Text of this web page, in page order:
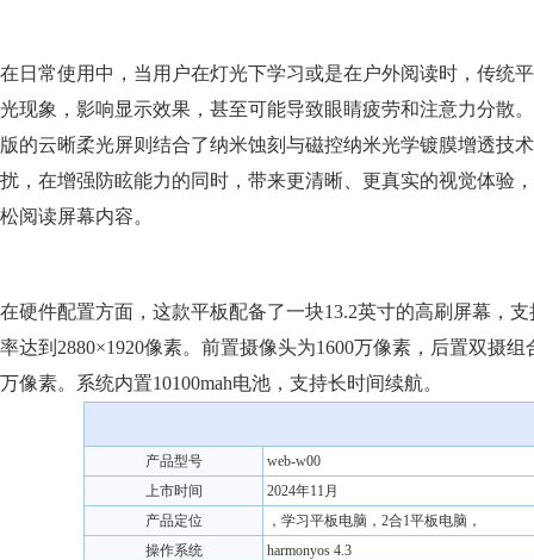
在日常使用中，当用户在灯光下学习或是在户外阅读时，传统
光现象，影响显示效果，甚至可能导致眼睛疲劳和注意力分散。
版的云晰柔光屏则结合了纳米蚀刻与磁控纳米光学镀膜增透技
扰，在增强防眩能力的同时，带来更清晰、更真实的视觉体验
松阅读屏幕内容。
在硬件配置方面，这款平板配备了一块13.2英寸的高刷屏幕，
率达到2880×1920像素。前置摄像头为1600万像素，后置双摄组
万像素。系统内置10100mah电池，支持长时间续航。
产品型号
web-w00
上市时间
2024年11月
产品定位
，学习平板电脑，2合1平板电脑，
操作系统
harmonyos 4.3